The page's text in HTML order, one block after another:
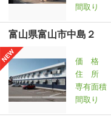
間取り
富山県富山市中島２
価 格
住 所
専有面積
間取り